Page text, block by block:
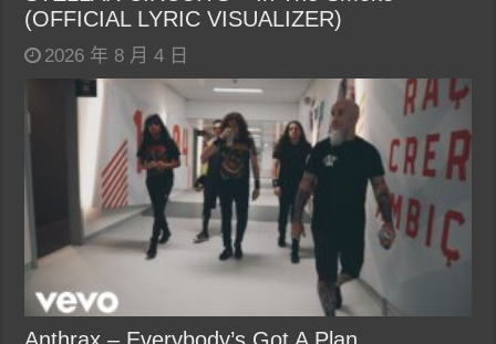
(OFFICIAL LYRIC VISUALIZER)
2026 年 8 月 4 日